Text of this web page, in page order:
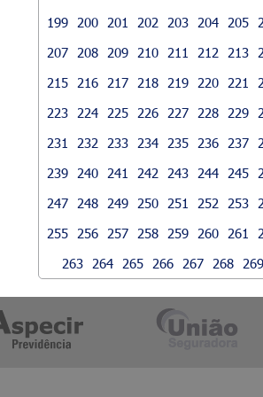
199
200 201 202 203 204 205
207
208 209 210 211 212 213
215
216 217 218 219 220 221
223
224 225 226 227 228 229
231
232 233 234 235 236 237
239
240 241 242 243 244 245
247
248 249 250 251 252 253
255
256 257 258 259 260 261
263
264 265 266 267 268 269